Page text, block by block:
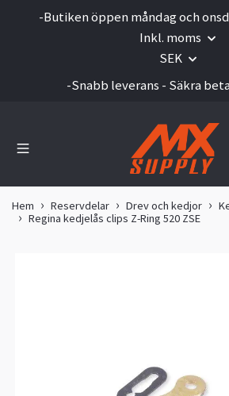
-Butiken öppen måndag och
Inkl. moms
SEK
-Snabb leverans - Säkra
Hem Reservdelar Drev och kedjor
Regina kedjelås clips Z-Ring 520 ZSE